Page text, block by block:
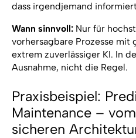
dass irgendjemand
Wann sinnvoll:Nur für
vorhersagbare Prozesse mit
extrem zuverlässiger KI. In
Ausnahme, nicht die Regel.
Praxisbeispiel:
Maintenance –
sicheren